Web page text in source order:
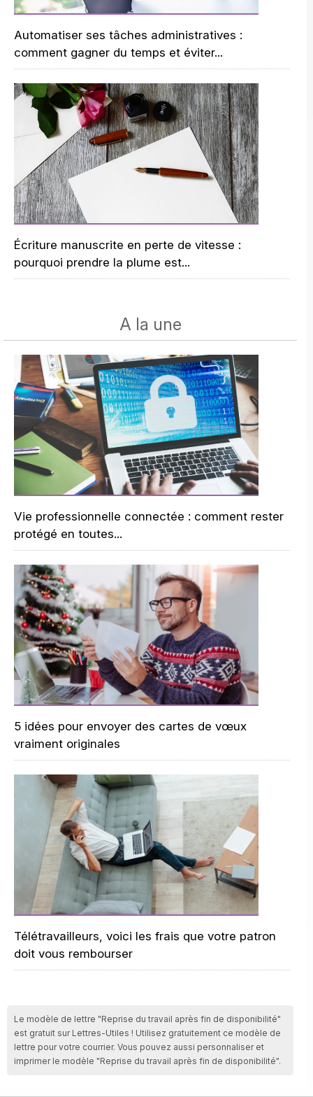
Automatiser ses tâches administratives :
comment gagner du temps et éviter...
Écriture manuscrite en perte de vitesse :
pourquoi prendre la plume est...
A la une
Vie professionnelle connectée : comment rester
protégé en toutes...
5 idées pour envoyer des cartes de vœux
vraiment originales
Télétravailleurs, voici les frais que votre patron
doit vous rembourser
Le modèle de lettre "Reprise du travail après fin de disponibilité"
est gratuit sur Lettres-Utiles ! Utilisez gratuitement ce modèle de
lettre pour votre courrier. Vous pouvez aussi personnaliser et
imprimer le modèle "Reprise du travail après fin de disponibilité".